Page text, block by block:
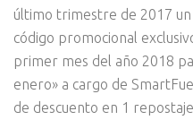
último trimestre de 2017
código promocional
primer mes del año 2018
enero» a cargo de
de descuento en 1